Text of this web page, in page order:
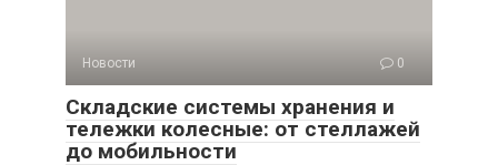
Новости 0
Складские системы хранения и
тележки колесные: от стеллажей
до мобильности